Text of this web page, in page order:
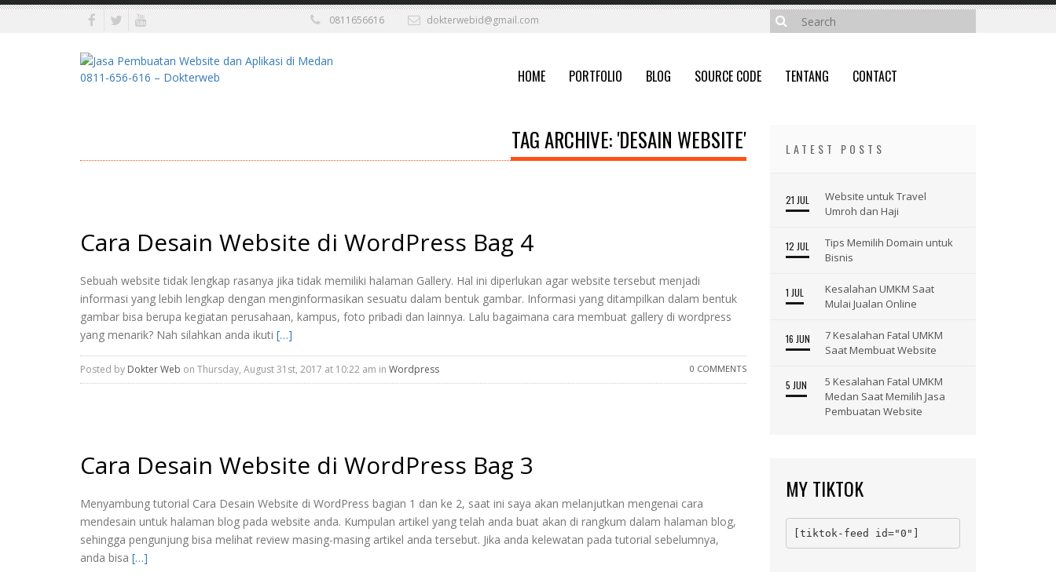
0811656616 dokterwebid@gmail.com
HOME PORTFOLIO BLOG SOURCE CODE TENTANG CONTACT
TAG ARCHIVE: 'DESAIN WEBSITE'
Cara Desain Website di WordPress Bag 4
Sebuah website tidak lengkap rasanya jika tidak memiliki halaman Gallery. Hal ini diperlukan agar website tersebut menjadi
informasi yang lebih lengkap dengan menginformasikan sesuatu dalam bentuk gambar. Informasi yang ditampilkan dalam bentuk
gambar bisa berupa kegiatan perusahaan, kampus, foto pribadi dan lainnya. Lalu bagaimana cara membuat gallery di wordpress
yang menarik? Nah silahkan anda ikuti […]
0 COMMENTS
Posted by Dokter Web on Thursday, August 31st, 2017 at 10:22 am in Wordpress
Cara Desain Website di WordPress Bag 3
Menyambung tutorial Cara Desain Website di WordPress bagian 1 dan ke 2, saat ini saya akan melanjutkan mengenai cara
mendesain untuk halaman blog pada website anda. Kumpulan artikel yang telah anda buat akan di rangkum dalam halaman blog,
sehingga pengunjung bisa melihat review masing-masing artikel anda tersebut. Jika anda kelewatan pada tutorial sebelumnya,
anda bisa […]
LATEST POSTS
21 JUL
Website untuk Travel
Umroh dan Haji
12 JUL
Tips Memilih Domain untuk
Bisnis
1 JUL
Kesalahan UMKM Saat
Mulai Jualan Online
16 JUN
7 Kesalahan Fatal UMKM
Saat Membuat Website
5 JUN
5 Kesalahan Fatal UMKM
Medan Saat Memilih Jasa
Pembuatan Website
MY TIKTOK
[tiktok-feed id="0"]